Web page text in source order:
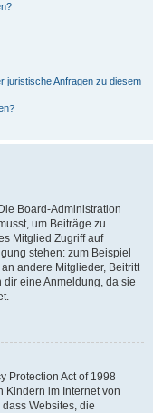
juristische Anfragen zu diesem
Board-Administration
um Beiträge zu
Mitglied Zugriff auf
stehen: zum Beispiel
andere Mitglieder, Beitritt
eine Anmeldung, da sie
Protection Act of 1998
Kindern im Internet von
Websites, die